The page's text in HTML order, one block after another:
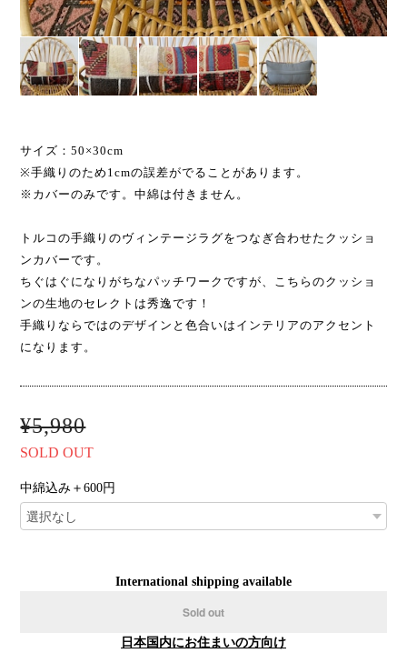
サイズ：50×30cm
※手織りのため1cmの誤差がでることがあります。
※カバーのみです。中綿は付きません。
トルコの手織りのヴィンテージラグをつなぎ合わせたクッショ
ンカバーです。
ちぐはぐになりがちなパッチワークですが、こちらのクッショ
ンの生地のセレクトは秀逸です！
手織りならではのデザインと色合いはインテリアのアクセント
になります。
¥5,980
SOLD OUT
中綿込み＋600円
International shipping available
Sold out
日本国内にお住まいの方向け